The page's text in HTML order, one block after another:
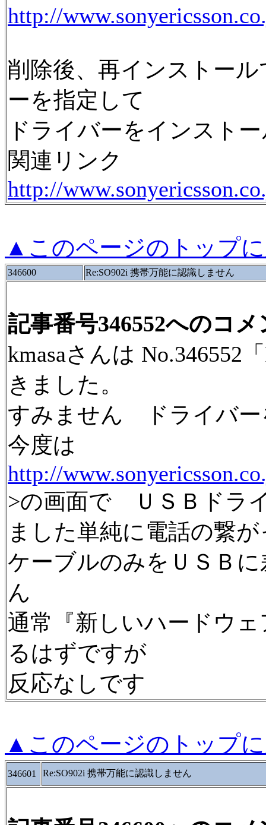
http://
削除後、再インストー
ーを指定して
ドライバーをインスト
関連リンク
http://
▲このページのトップ
346600 Re:SO902i 携帯万能に認識しません
記事番号346552へのコメ
kmasaさんは No.346552
きました。
すみません ドライバー
今度は
http://
>の画面で ＵＳＢドラ
ました単純に電話の繋
ケーブルのみをＵＳＢ
ん
通常『新しいハードウ
るはずですが
反応なしです
▲このページのトップ
346601 Re:SO902i 携帯万能に認識しません